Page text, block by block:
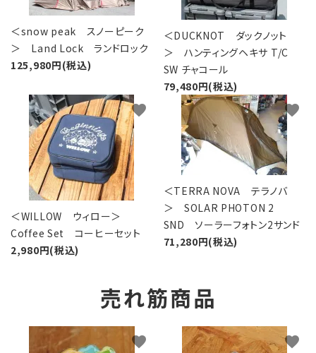
＜snow peak スノーピーク
＞ Land Lock ランドロック
125,980円(税込)
＜DUCKNOT ダックノット
＞ ハンティングヘキサ T/C
SW チャコール
79,480円(税込)
＜WILLOW ウィロー＞
Coffee Set コーヒーセット
2,980円(税込)
favorite
＜TERRA NOVA テラノバ
＞ SOLAR PHOTON 2
SND ソーラーフォトン2サンド
71,280円(税込)
favorite
売れ筋商品
favorite favorite